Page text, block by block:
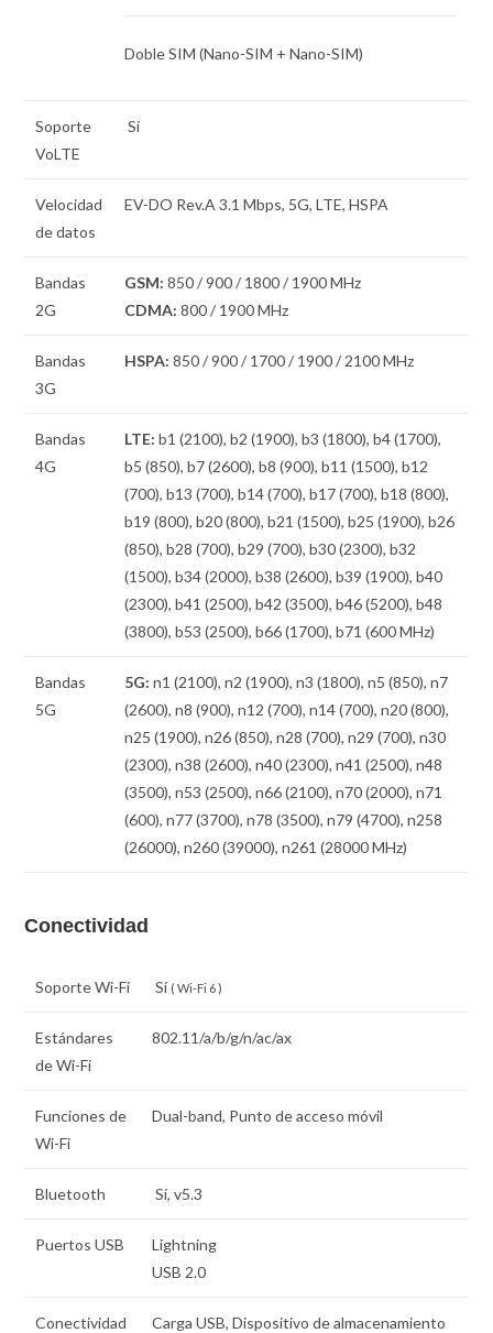
Doble SIM (Nano-SIM + Nano-SIM)
Soporte
VoLTE
Sí
Velocidad
de datos
EV-DO Rev.A 3.1 Mbps, 5G, LTE, HSPA
Bandas
2G
GSM: 850 / 900 / 1800 / 1900 MHz
CDMA: 800 / 1900 MHz
Bandas
3G
HSPA: 850 / 900 / 1700 / 1900 / 2100 MHz
Bandas
4G
LTE: b1 (2100), b2 (1900), b3 (1800), b4 (1700),
b5 (850), b7 (2600), b8 (900), b11 (1500), b12
(700), b13 (700), b14 (700), b17 (700), b18 (800),
b19 (800), b20 (800), b21 (1500), b25 (1900), b26
(850), b28 (700), b29 (700), b30 (2300), b32
(1500), b34 (2000), b38 (2600), b39 (1900), b40
(2300), b41 (2500), b42 (3500), b46 (5200), b48
(3800), b53 (2500), b66 (1700), b71 (600 MHz)
Bandas
5G
5G: n1 (2100), n2 (1900), n3 (1800), n5 (850), n7
(2600), n8 (900), n12 (700), n14 (700), n20 (800),
n25 (1900), n26 (850), n28 (700), n29 (700), n30
(2300), n38 (2600), n40 (2300), n41 (2500), n48
(3500), n53 (2500), n66 (2100), n70 (2000), n71
(600), n77 (3700), n78 (3500), n79 (4700), n258
(26000), n260 (39000), n261 (28000 MHz)
Conectividad
Soporte Wi-Fi Sí ( Wi-Fi 6 )
Estándares
de Wi-Fi
802.11/a/b/g/n/ac/ax
Funciones de
Wi-Fi
Dual-band, Punto de acceso móvil
Bluetooth Sí, v5.3
Puertos USB
Lightning
USB 2.0
Conectividad
Carga USB, Dispositivo de almacenamiento